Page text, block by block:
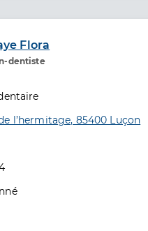
Flora
dentiste de santé
l’hermitage, 85400 Luçon